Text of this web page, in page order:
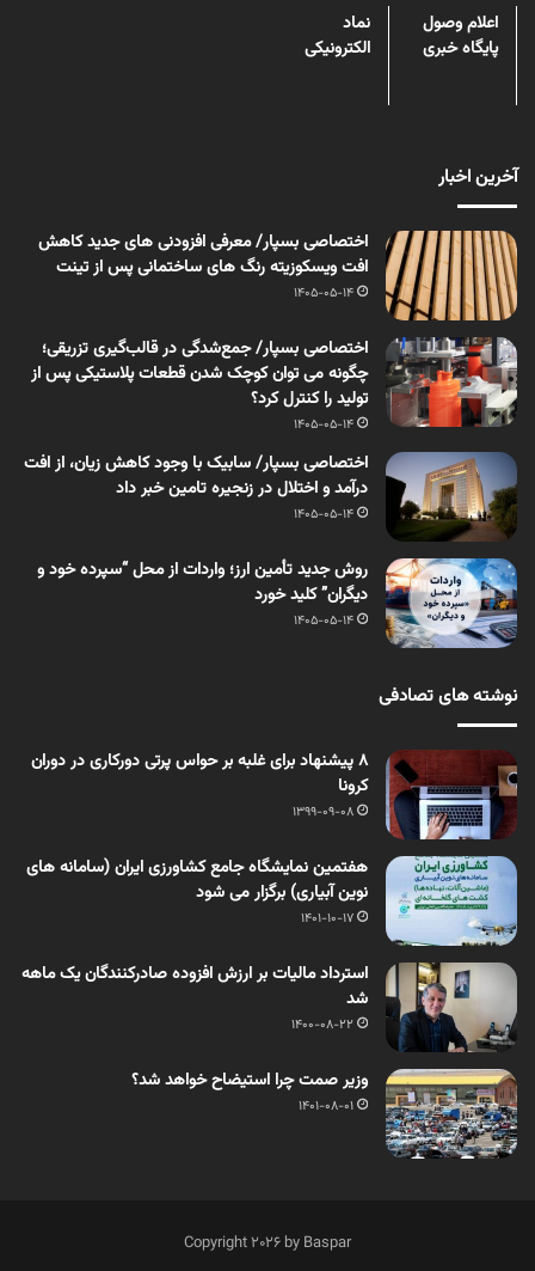
اعلام وصول
پایگاه خبری
نماد
الکترونیکی
آخرین اخبار
اختصاصی بسپار/ معرفی افزودنی های جدید کاهش
افت ویسکوزیته رنگ های ساختمانی پس از تینت
1405-05-14
اختصاصی بسپار/ جمع‌شدگی در قالب‌گیری تزریقی؛
چگونه می توان کوچک شدن قطعات پلاستیکی پس از
تولید را کنترل کرد؟
1405-05-14
اختصاصی بسپار/ سابیک با وجود کاهش زیان، از افت
درآمد و اختلال در زنجیره تامین خبر داد
1405-05-14
روش جدید تأمین ارز؛ واردات از محل “سپرده خود و
دیگران” کلید خورد
1405-05-14
نوشته های تصادفی
۸ پیشنهاد برای غلبه بر حواس پرتی دورکاری در دوران
کرونا
1399-09-08
هفتمین نمایشگاه جامع کشاورزی ایران (سامانه های
نوین آبیاری) برگزار می شود
1401-10-17
استرداد مالیات بر ارزش افزوده صادرکنندگان یک ماهه
شد
1400-08-22
وزیر صمت چرا استیضاح خواهد شد؟
1401-08-01
Copyright 2026 by Baspar